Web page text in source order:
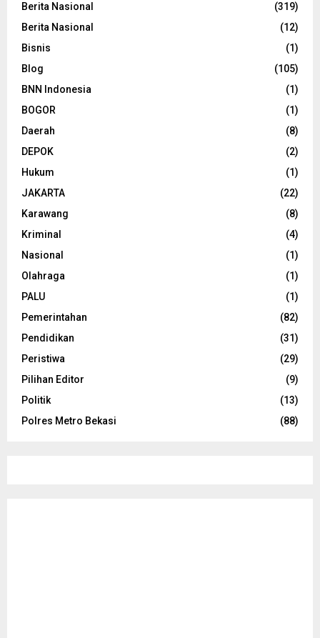
Berita Nasional
(319)
Berita Nasional
(12)
Bisnis
(1)
Blog
(105)
BNN Indonesia
(1)
BOGOR
(1)
Daerah
(8)
DEPOK
(2)
Hukum
(1)
JAKARTA
(22)
Karawang
(8)
Kriminal
(4)
Nasional
(1)
Olahraga
(1)
PALU
(1)
Pemerintahan
(82)
Pendidikan
(31)
Peristiwa
(29)
Pilihan Editor
(9)
Politik
(13)
Polres Metro Bekasi
(88)